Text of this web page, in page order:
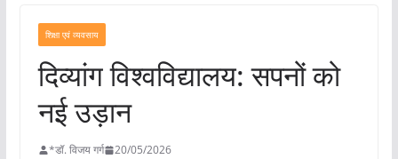
शिक्षा एवं व्यवसाय
दिव्यांग विश्वविद्यालय: सपनों को
नई उड़ान
*डॉ. विजय गर्ग 20/05/2026